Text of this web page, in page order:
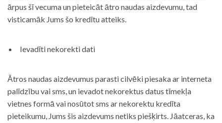
ārpus šī vecuma un pieteicāt ātro naudas aizdevumu, tad
visticamāk Jums šo kredītu atteiks.
Ievadīti nekorekti dati
Ātros naudas aizdevumus parasti cilvēki piesaka ar interneta
palīdzību vai sms, un ievadot nekorektus datus tīmekļa
vietnes formā vai nosūtot sms ar nekorektu kredīta
pieteikumu, Jums šis aizdevums netiks piešķirts. Jāatceras, ka